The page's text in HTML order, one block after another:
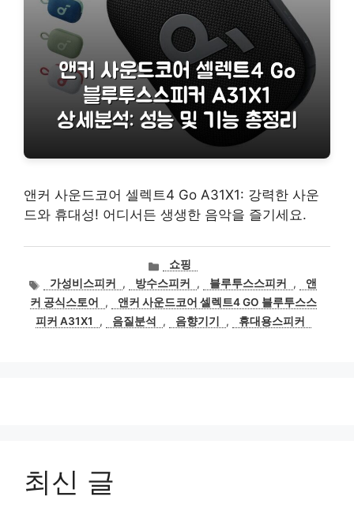
앤커 사운드코어 셀렉트4 Go A31X1: 강력한 사운
드와 휴대성! 어디서든 생생한 음악을 즐기세요.
카
테
고
리
쇼핑
태
그
가성비스피커 , 방수스피커 , 블루투스스피커 ,
앤
커 공식스토어
,
앤커 사운드코어 셀렉트4 GO 블루투스스
피커 A31X1
, 음질분석 , 음향기기 , 휴대용스피커
최신 글